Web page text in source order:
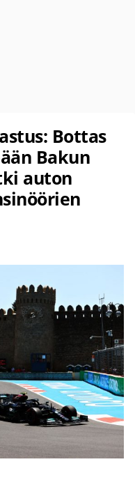
Bottas
Bakun
auton